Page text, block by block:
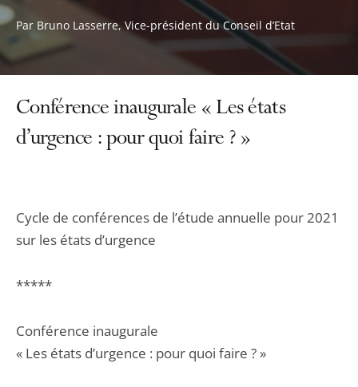
Par Bruno Lasserre, Vice-président du Conseil d’Etat
Conférence inaugurale « Les états
d’urgence : pour quoi faire ? »
Cycle de conférences de l’étude annuelle pour 2021
sur les états d’urgence
*****
Conférence inaugurale
« Les états d’urgence : pour quoi faire ? »